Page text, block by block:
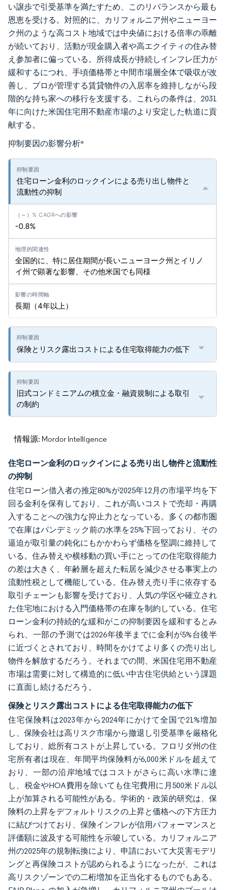
い譲歩で引受基準を満たすため、このリバランスから最も
恩恵を受ける。対照的に、カリフォルニア州やニューヨー
ク州のような高コスト地域では中央値における倍率の乖離
が続いており、活動が現金購入者や高エクイティの住み替
え参加者に偏っている。所得成長が持続しインフレ圧力が
緩和するにつれ、手頃価格帯と中間市場層全体で吸収が改
善し、プロが管理する賃貸物件の入居率を維持しながら段
階的な持ち家への移行を支援する。これらの条件は、2031
年に向けた米国住宅用不動産市場のより安定した軌道に貢
献する。
抑制要因の影響分析*
住宅ローン金利のロックインによる売り出し物件と
流動性の抑制
-0.8%
全国的に、特に居住期間が長いニューヨーク州とイリノ
イ州で顕著な影響、その他米国でも同様
長期（4年以上）
保険とリスク露出コストによる住宅取得能力の低下
旧式コンドミニアムの積立金・融資規制による取引
の制約
情報源: Mordor Intelligence
住宅ローン金利のロックインによる売り出し物件と流動性
の抑制
住宅ローン借入者の推定80%が2025年12月の市場平均を下
回る金利を保有しており、これが高いコストで売却・再購
入することへの強力な抑止力となっている。多くの都市圏
で在庫はパンデミック前の水準を25%下回っており、その
逼迫が取引量の鈍化にもかかわらず価格を堅調に維持して
いる。住み替えや横移動の買い手にとっての住宅取得能力
の差は大きく、年齢層を超えた転居を減少させる事実上の
流動性税として機能している。住み替え売り手に依存する
取引チェーンも影響を受けており、人気の学区や確立され
た住宅地における入門価格帯の在庫を制約している。住宅
ローン金利の持続的な緩和がこの抑制要因を緩和するとみ
られ、一部の予測では2026年後半までに金利が5%台後半
に近づくとされており、時間をかけてより多くの売り出し
物件を解放するだろう。それまでの間、米国住宅用不動産
市場は需要に対して構造的に低い中古住宅供給という課題
に直面し続けるだろう。
保険とリスク露出コストによる住宅取得能力の低下
住宅保険料は2023年から2024年にかけて全国で21%増加
し、保険会社は高リスク市場から撤退し引受基準を厳格化
しており、総所有コストが上昇している。フロリダ州の住
宅所有者は現在、年間平均保険料が6,000米ドルを超えて
おり、一部の沿岸地域ではコストがさらに高い水準に達
し、税金やHOA費用を除いても住宅費用に月500米ドル以
上が加算される可能性がある。学術的・政策的研究は、保
険料の上昇をデフォルトリスクの上昇と価格への下方圧力
に結びつけており、保険インフレが信用パフォーマンスと
評価額に波及する可能性を示唆している。カリフォルニア
州の2025年の規制転換により、申請において大災害モデリ
ングと再保険コストが認められるようになったが、これは
高リスクゾーンでの二桁増加を正当化するものでもある。